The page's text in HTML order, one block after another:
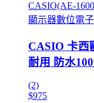
CASIO(AE-
顯示器數位電
CASIO 卡西
耐用 防水
(2)
$975